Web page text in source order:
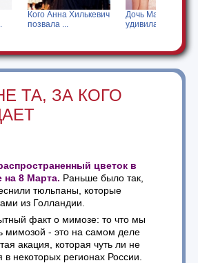
Кого Анна Хилькевич
позвала ...
Дочь Мадонны
удивила своим ...
ТА, ЗА КОГО
цветок в
на 8 Марта. Раньше было так,
тюльпаны, которые
из Голландии.
факт о мимозе: то что мы
мимозой - это на самом деле
акация, которая чуть ли не
в некоторых регионах России.